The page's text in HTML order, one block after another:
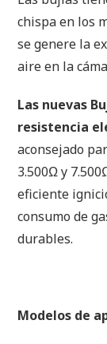
chispa en los
se genere la
aire en la
Las nuevas
resistencia
aconsejado
3.500Ω y
eficiente
consumo de
durables.
Modelos de